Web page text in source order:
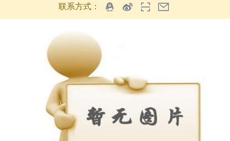
联系方式：